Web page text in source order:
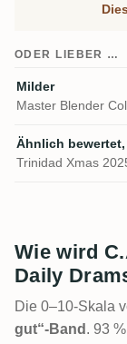
ODER LIEBER …
Milder
Master Blender
Ähnlich
Trinidad Xmas
Wie wird
Daily
Die 0–10-Skala
gut“-Band . 93